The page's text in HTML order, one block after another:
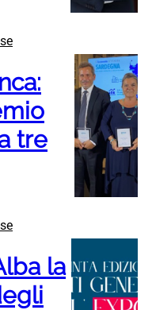
tre
la